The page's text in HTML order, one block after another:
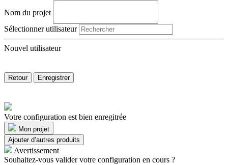
Nom du projet
Sélectionner utilisateur
Nouvel utilisateur
Retour Enregistrer
Votre configuration est bien enregitrée
Mon projet
Ajouter d’autres produits
Avertissement
Souhaitez-vous valider votre configuration en cours ?